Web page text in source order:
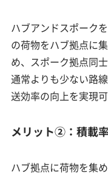
ハブアンドスポーク
の荷物をハブ拠点に
め、スポーク拠点同
通常よりも少ない路
送効率の向上を実現可
メリット②：積載
ハブ拠点に荷物を集